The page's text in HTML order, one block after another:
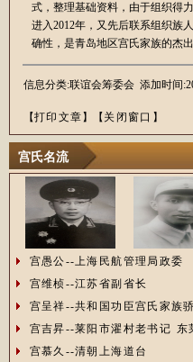
式，整理基础资料，由于组织得
进入2012年，又先后联系组织族
确性，是青岛地区宫氏家族的杰出
信息分类:联谊会筹委会 添加时间
【打印文章 】【 关闭窗口 】
宫氏名流
宫愚公--上海民航管理局政委
宫维桢--江苏省副省长
宫呈祥--共和国功臣宫氏家族
宫吉昇--莱阳市濯村老书记 东
宫慕久--清朝上海道台